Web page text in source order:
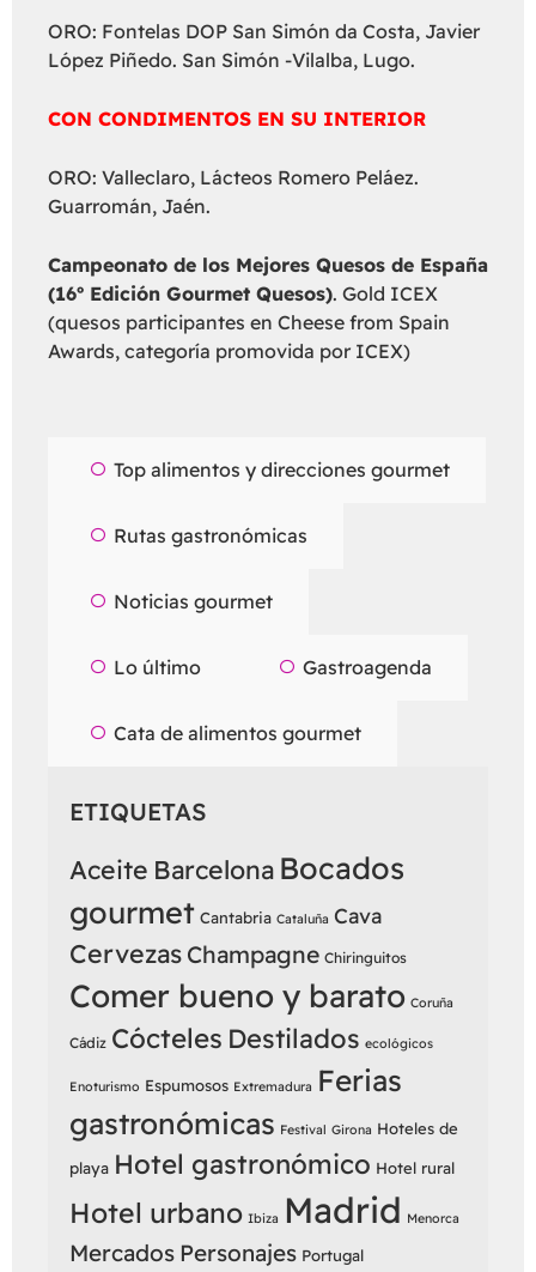
ORO: Fontelas DOP San Simón da Costa, Javier
López Piñedo. San Simón -Vilalba, Lugo.
CON CONDIMENTOS EN SU INTERIOR
ORO: Valleclaro, Lácteos Romero Peláez.
Guarromán, Jaén.
Campeonato de los Mejores Quesos de España
(16º Edición Gourmet Quesos). Gold ICEX
(quesos participantes en Cheese from Spain
Awards, categoría promovida por ICEX)
Top alimentos y direcciones gourmet
Rutas gastronómicas
Noticias gourmet
Lo último Gastroagenda
Cata de alimentos gourmet
ETIQUETAS
Aceite Barcelona Bocados
gourmet Cantabria Cataluña Cava
Cervezas Champagne Chiringuitos
Comer bueno y barato Coruña
Cádiz Cócteles Destilados ecológicos
Enoturismo Espumosos Extremadura Ferias
gastronómicas Festival Girona Hoteles de
playa Hotel gastronómico Hotel rural
Hotel urbano Ibiza Madrid Menorca
Mercados Personajes Portugal